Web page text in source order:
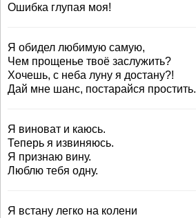
Ошибка глупая моя!
Я обидел любимую самую,
Чем прощенье твоё заслужить?
Хочешь, с неба луну я достану?!
Дай мне шанс, постарайся простить.
Я виноват и каюсь.
Теперь я извиняюсь.
Я признаю вину.
Люблю тебя одну.
Я встану легко на колени